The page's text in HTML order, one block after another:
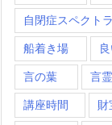
自閉症スペクト
船着き場
言の葉 言霊
講座時間 財